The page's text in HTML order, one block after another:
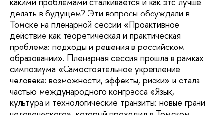
делать в будущем? Эти вопросы обсуждали в
Томске на пленарной сессии «Проактивное
действие как теоретическая и практическая
проблема: подходы и решения в российском
образовании». Пленарная сессия прошла в рамках
симпозиума «Самостоятельное укрепление
человека: возможности, эффекты, риски» и стала
частью международного конгресса «Язык,
культура и технологические транзиты: новые грани